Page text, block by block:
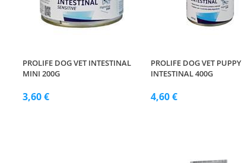
PROLIFE DOG VET INTESTINAL
MINI 200G
3,60 €
PROLIFE DOG VET PUPPY
INTESTINAL 400G
4,60 €